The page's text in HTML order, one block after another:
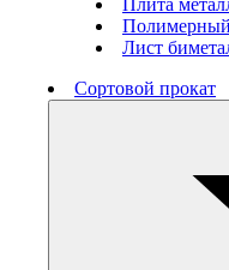
Плита
Лист
Сортовой прокат